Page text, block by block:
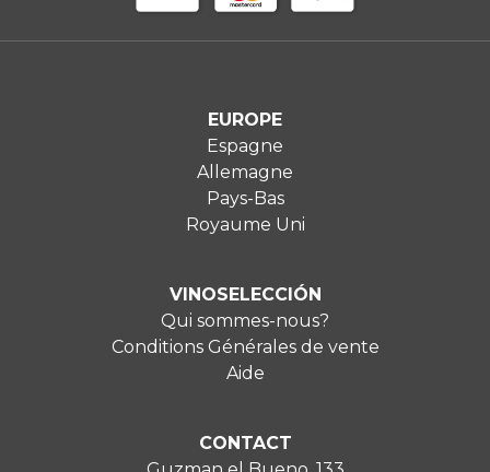
EUROPE
Espagne
Allemagne
Pays-Bas
Royaume Uni
VINOSELECCIÓN
Qui sommes-nous?
Conditions Générales de vente
Aide
CONTACT